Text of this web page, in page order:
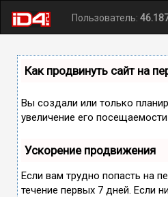
Пользователь:
Как продвинуть сайт на
Вы создали или только
увеличение его
Ускорение продвижения
Если вам трудно попасть на
течение первых 7 дней. Если